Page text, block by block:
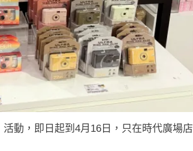
動，即日起到4月16日，只在時代廣場店